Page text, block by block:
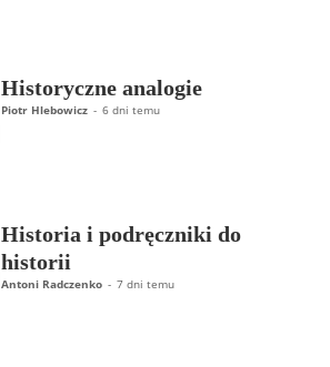
Historyczne analogie
Piotr Hlebowicz - 6 dni temu
Historia i podręczniki do
historii
Antoni Radczenko - 7 dni temu